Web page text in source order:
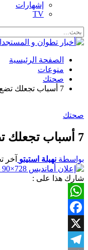
إشهارات
TV
الصفحة الرئيسية
منوعات
صحتك
7 أسباب تجعلك تضع شرائح الليمون بغرفتك
صحتك
7 أسباب تجعلك تضع شرائح الليمون بغرفتك
بواسطة نهيلة استيتو آخر
شارك هذا على :
WhatsApp
Facebook
X